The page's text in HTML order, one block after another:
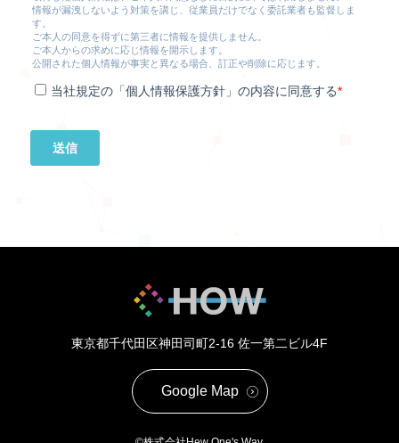
東京都千代田区神田司町2-16 佐一第二ビル4F
Google Map